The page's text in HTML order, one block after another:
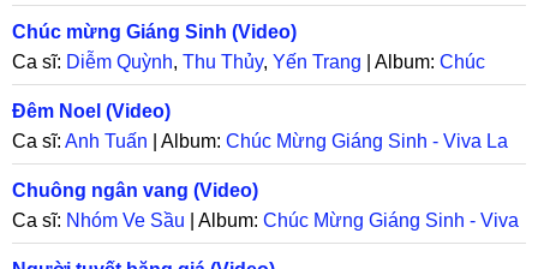
Đêm Đông (Video)
Chúc mừng Giáng Sinh (Video)
Ca sĩ: Diễm Quỳnh, Thu Thủy, Yến Trang | Album: Chúc
Mừng Giáng Sinh - Viva La Radio
Đêm Noel (Video)
Ca sĩ: Anh Tuấn | Album: Chúc Mừng Giáng Sinh - Viva La
Radio
Chuông ngân vang (Video)
Ca sĩ: Nhóm Ve Sầu | Album: Chúc Mừng Giáng Sinh - Viva
La Radio